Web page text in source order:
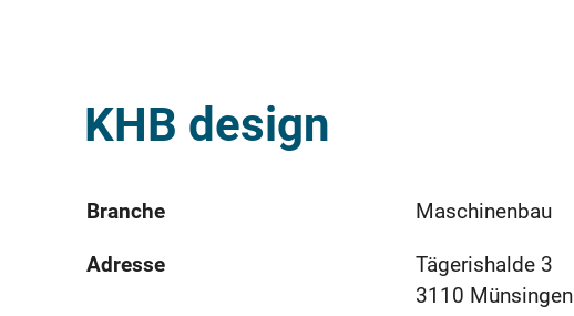
KHB design
Branche Maschinenbau
Adresse
Tägerishalde 3
3110 Münsingen